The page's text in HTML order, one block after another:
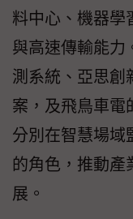
料中心、機器學
與高速傳輸能力
測系統、亞思創
案，及飛鳥車電
分別在智慧場域
的角色，推動產
展。